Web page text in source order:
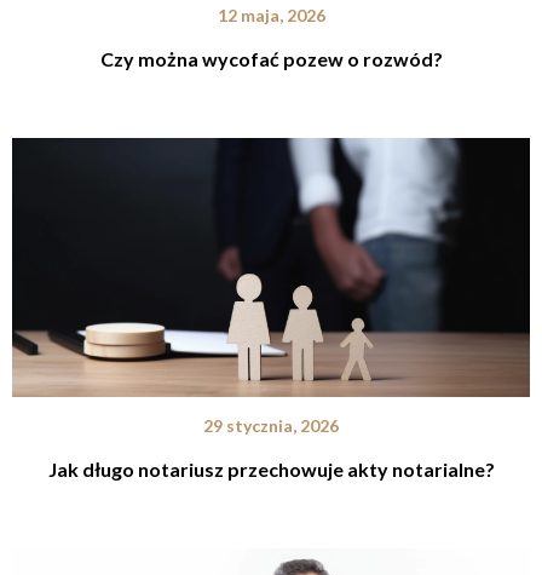
12 maja, 2026
Czy można wycofać pozew o rozwód?
29 stycznia, 2026
Jak długo notariusz przechowuje akty notarialne?